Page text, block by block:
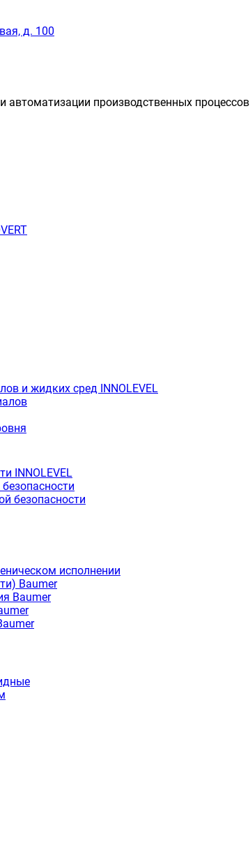
д. 100
производственных процессов
и жидких сред INNOLEVEL
INNOLEVEL
безопасности
исполнении
Baumer
Baumer